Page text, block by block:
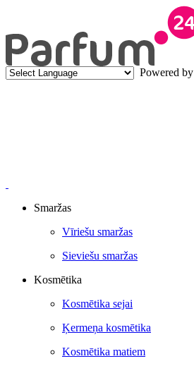
Powered by
Smaržas
Vīriešu smaržas
Sieviešu smaržas
Kosmētika
Kosmētika sejai
Ķermeņa kosmētika
Kosmētika matiem